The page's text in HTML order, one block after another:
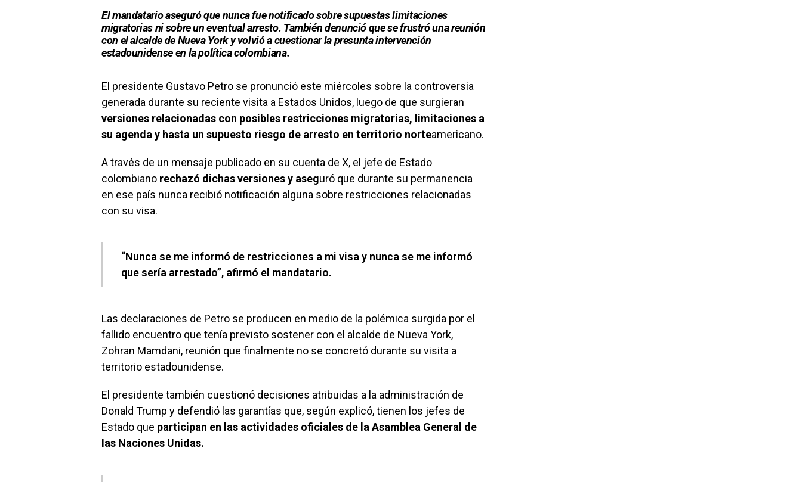
El mandatario aseguró que nunca fue notificado sobre supuestas limitaciones
migratorias ni sobre un eventual arresto. También denunció que se frustró una reunión
con el alcalde de Nueva York y volvió a cuestionar la presunta intervención
estadounidense en la política colombiana.
El presidente Gustavo Petro se pronunció este miércoles sobre la controversia
generada durante su reciente visita a Estados Unidos, luego de que surgieran
versiones relacionadas con posibles restricciones migratorias, limitaciones a
su agenda y hasta un supuesto riesgo de arresto en territorio norteamericano.
A través de un mensaje publicado en su cuenta de X, el jefe de Estado
colombiano rechazó dichas versiones y aseguró que durante su permanencia
en ese país nunca recibió notificación alguna sobre restricciones relacionadas
con su visa.
“Nunca se me informó de restricciones a mi visa y nunca se me informó
que sería arrestado”, afirmó el mandatario.
Las declaraciones de Petro se producen en medio de la polémica surgida por el
fallido encuentro que tenía previsto sostener con el alcalde de Nueva York,
Zohran Mamdani, reunión que finalmente no se concretó durante su visita a
territorio estadounidense.
El presidente también cuestionó decisiones atribuidas a la administración de
Donald Trump y defendió las garantías que, según explicó, tienen los jefes de
Estado que participan en las actividades oficiales de la Asamblea General de
las Naciones Unidas.